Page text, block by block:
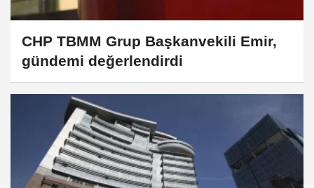
CHP TBMM Grup Başkanvekili Emir,
gündemi değerlendirdi